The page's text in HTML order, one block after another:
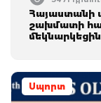
Հայաստանի
շախմատի
Սպորտ